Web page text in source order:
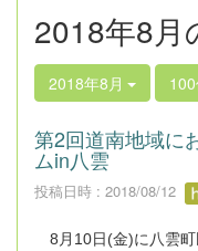
2018年8月
2018年8月
第2回道南地域に
ムin八雲
投稿日時 : 2018/08/12
8月10日(金)に八雲町